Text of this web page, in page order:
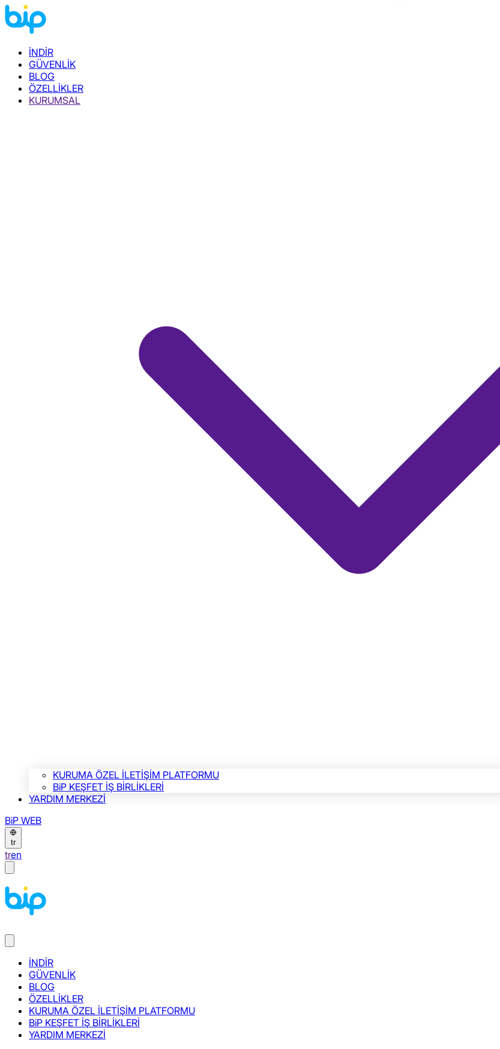
İNDİR
GÜVENLİK
BLOG
ÖZELLİKLER
KURUMSAL
KURUMA ÖZEL İLETİŞİM PLATFORMU
BiP KEŞFET İŞ BİRLİKLERİ
YARDIM MERKEZİ
BiP WEB
tr
tren
İNDİR
GÜVENLİK
BLOG
ÖZELLİKLER
KURUMA ÖZEL İLETİŞİM PLATFORMU
BiP KEŞFET İŞ BİRLİKLERİ
YARDIM MERKEZİ